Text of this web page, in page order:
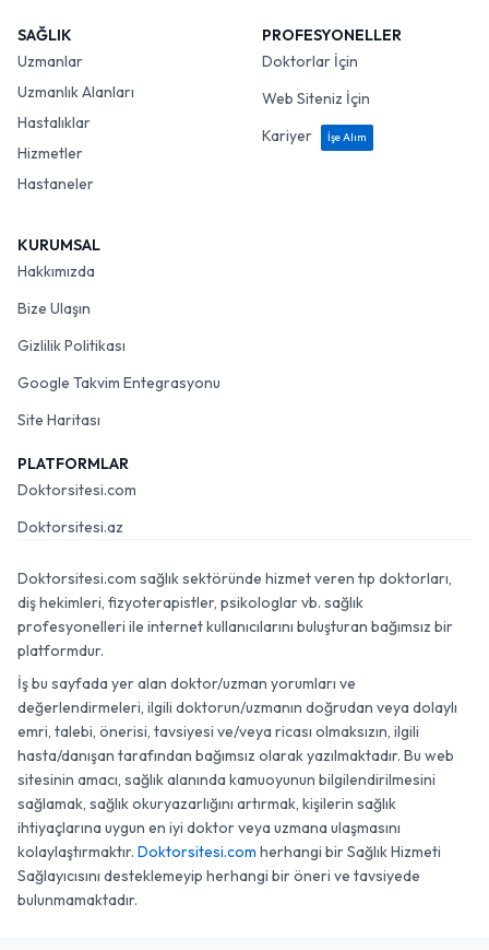
SAĞLIK
Uzmanlar
Uzmanlık Alanları
Hastalıklar
Hizmetler
Hastaneler
PROFESYONELLER
Doktorlar İçin
Web Siteniz İçin
Kariyer
İşe Alım
KURUMSAL
Hakkımızda
Bize Ulaşın
Gizlilik Politikası
Google Takvim Entegrasyonu
Site Haritası
PLATFORMLAR
Doktorsitesi.com
Doktorsitesi.az
Doktorsitesi.com sağlık sektöründe hizmet veren tıp doktorları,
diş hekimleri, fizyoterapistler, psikologlar vb. sağlık
profesyonelleri ile internet kullanıcılarını buluşturan bağımsız bir
platformdur.
İş bu sayfada yer alan doktor/uzman yorumları ve
değerlendirmeleri, ilgili doktorun/uzmanın doğrudan veya dolaylı
emri, talebi, önerisi, tavsiyesi ve/veya ricası olmaksızın, ilgili
hasta/danışan tarafından bağımsız olarak yazılmaktadır. Bu web
sitesinin amacı, sağlık alanında kamuoyunun bilgilendirilmesini
sağlamak, sağlık okuryazarlığını artırmak, kişilerin sağlık
ihtiyaçlarına uygun en iyi doktor veya uzmana ulaşmasını
kolaylaştırmaktır. Doktorsitesi.com herhangi bir Sağlık Hizmeti
Sağlayıcısını desteklemeyip herhangi bir öneri ve tavsiyede
bulunmamaktadır.